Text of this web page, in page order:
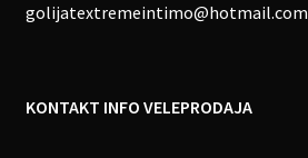
golijatextremeintimo@hotmail.com
KONTAKT INFO VELEPRODAJA